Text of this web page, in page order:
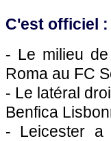
C'est officiel :
- Le milieu
Roma au FC
- Le latéral
Benfica
- Leicester